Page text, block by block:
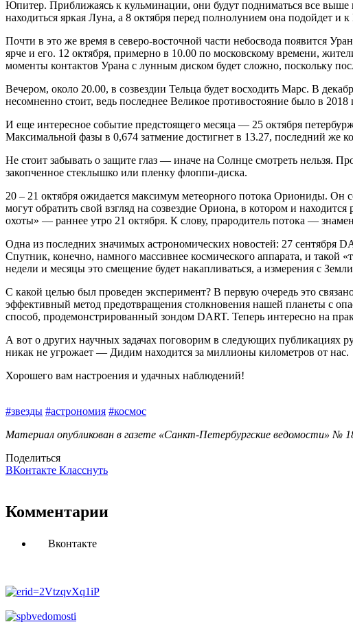
Юпитер. Приближаясь к кульминации, они будут подниматься все
находиться яркая Луна, а 8 октября перед полнолунием она подойдет и
Почти в это же время в северо-восточной части небосвода появится
ярче и его. 12 октября, примерно в 10.00 по московскому времени,
моменты контактов Урана с лунным диском будет сложно, поскольку
Вечером, около 20.00, в созвездии Тельца будет восходить Марс. В
несомненно стоит, ведь последнее Великое противостояние было в
И еще интересное событие предстоящего месяца — 25 октября
Максимальной фазы в 0,674 затмение достигнет в 13.27, последний же
Не стоит забывать о защите глаз — иначе на Солнце смотреть нельзя.
закопченное стеклышко или пленку флоппи-диска.
20 – 21 октября ожидается максимум метеорного потока Ориониды. Он
могут обратить свой взгляд на созвездие Ориона, в котором и
охоты» — раннее утро 21 октября. К слову, прародитель потока —
Одна из последних значимых астрономических новостей: 27
Спутник, конечно, намного массивнее космического аппарата, и такой
недели и месяцы это смещение будет накапливаться, а измерения с
С какой целью был проведен эксперимент? В первую очередь это
эффективный метод предотвращения столк­новения нашей планеты с
способ, продемонстрированный зондом DART. Теперь интересно на
А вот о других научных задачах поговорим в следующих публикациях
никак не угрожает — Дидим находится за миллионы километров от нас.
Хорошего вам настроения и удачных наблюдений!
#звезды #астрономия #космос
Материал опубликован в газете «Санкт-Петербургские ведомости» №
Поделиться
ВКонтакте Класснуть
Комментарии
Вконтакте